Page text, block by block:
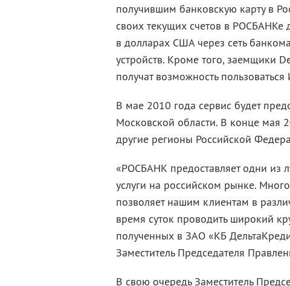
получившим банковскую карту в
своих текущих счетов в РОСБАНКе
в долларах США через сеть
устройств. Кроме того, заемщики
получат возможность
В мае 2010 года сервис будет
Московской области. В конце мая
другие регионы Российской
«РОСБАНК предоставляет одни из
услуги на российском рынке.
позволяет нашим клиентам в
время суток проводить широкий
полученных в ЗАО «КБ
Заместитель Председателя
В свою очередь Заместитель